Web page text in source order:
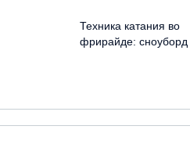
Техника катания во
фрирайде: сноуборд